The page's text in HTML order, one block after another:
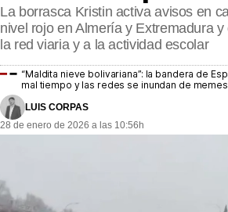
MásQueEstilo
MásQuePartidos
MásQueSucesos
MásQueMercados
INVESTIGACIÓN
La borrasca Kristin activa avisos en
nivel rojo en Almería y Extremadura
la red viaria y a la actividad escolar
“Maldita nieve bolivariana”: la bandera de
mal tiempo y las redes se inundan de memes
LUIS CORPAS
28 de enero de 2026 a las 10:56h